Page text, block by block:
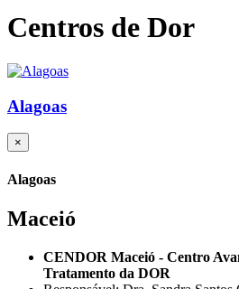
Centros de Dor
Alagoas
×
Alagoas
Maceió
CENDOR Maceió - Centro
Tratamento da DOR